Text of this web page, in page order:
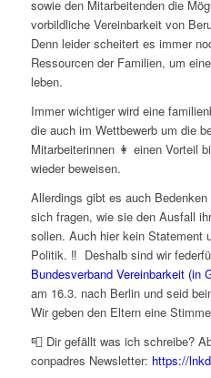
sowie den Mitarbeitenden die
vorbildliche Vereinbarkeit von
Denn leider scheitert es immer
Ressourcen der Familien, um
leben.
Immer wichtiger wird eine
die auch im Wettbewerb um die
Mitarbeiterinnen 👩 einen Vorteil
wieder beweisen.
Allerdings gibt es auch
sich fragen, wie sie den Ausfall
sollen. Auch hier kein Statement
Politik. ‼️ Deshalb sind wir
Bundesverband Vereinbarkeit (in
am 16.3. nach Berlin und seid
Wir geben den Eltern eine
📮 Dir gefällt was ich schreibe?
conpadres Newsletter: https://